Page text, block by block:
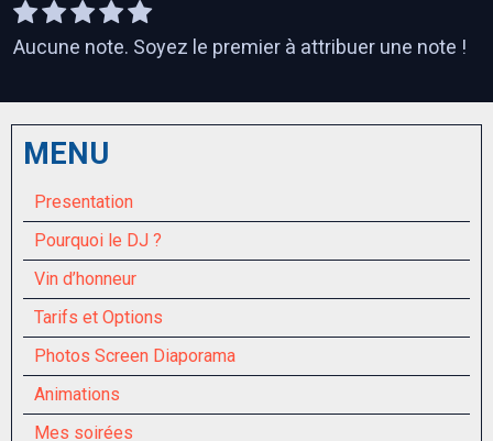
Aucune note. Soyez le premier à attribuer une note !
MENU
Presentation
Pourquoi le DJ ?
Vin d’honneur
Tarifs et Options
Photos Screen Diaporama
Animations
Mes soirées